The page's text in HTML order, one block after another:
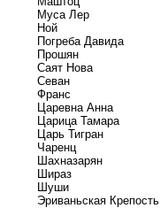
Муса Лер
Ной
Погреба Давида
Прошян
Саят Нова
Севан
Франс
Царевна Анна
Царица Тамара
Царь Тигран
Чаренц
Шахназарян
Шираз
Шуши
Эриваньская Крепость